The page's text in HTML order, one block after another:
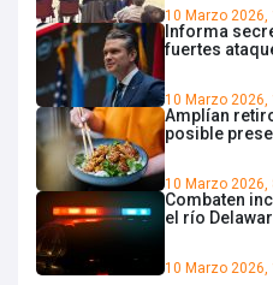
10 Marzo 2026,
Informa
fuertes
10 Marzo 2026,
Amplían
posible
10 Marzo 2026,
Combaten
el río
10 Marzo 2026,